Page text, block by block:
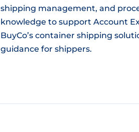
shipping management, and
knowledge to support Account
BuyCo’s container shipping
guidance for shippers.